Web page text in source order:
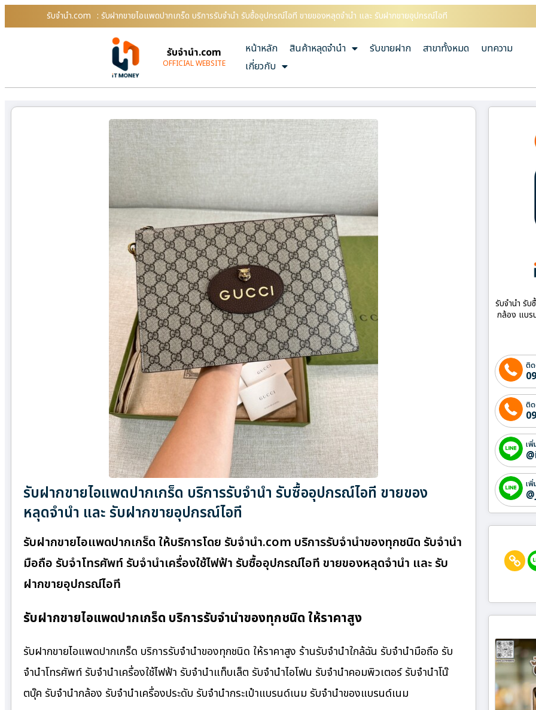
รับจํานํา.com : รับฝากขายไอแพดปากเกร็ด บริการรับจำนำ รับซื้ออุปกรณ์ไอที ขายของหลุดจำนำ และ รับฝากขายอุปกรณ์ไอที
รับจํานํา.com
OFFICIAL WEBSITE
หน้าหลัก สินค้าหลุดจำนำ รับขายฝาก สาขาทั้งหมด
บทความ
เกี่ยวกับ
รับฝากขายไอแพดปากเกร็ด บริการรับจำนำ รับซื้ออุปกรณ์ไอที ขายของ
หลุดจำนำ และ รับฝากขายอุปกรณ์ไอที
รับฝากขายไอแพดปากเกร็ด ให้บริการโดย รับจํานํา.com บริการรับจำนำของทุกชนิด รับจำนำ
มือถือ รับจำโทรศัพท์ รับจำนำเครื่องใช้ไฟฟ้า รับซื้ออุปกรณ์ไอที ขายของหลุดจำนำ และ รับ
ฝากขายอุปกรณ์ไอที
รับฝากขายไอแพดปากเกร็ด บริการรับจำนำของทุกชนิด ให้ราคาสูง
รับฝากขายไอแพดปากเกร็ด บริการรับจำนำของทุกชนิด ให้ราคาสูง ร้านรับจํานําใกล้ฉัน รับจำนำมือถือ รับ
จำนำโทรศัพท์ รับจำนำเครื่องใช้ไฟฟ้า รับจำนำแท็บเล็ต รับจำนำไอโฟน รับจำนำคอมพิวเตอร์ รับจำนำโน๊
ตบุ๊ค รับจำนำกล้อง รับจำนำเครื่องประดับ รับจำนำกระเป๋าแบรนด์เนม รับจำนำของแบรนด์เนม
รับจำนำ รั
กล้อง แบร
ติ
ติ
เ
เ